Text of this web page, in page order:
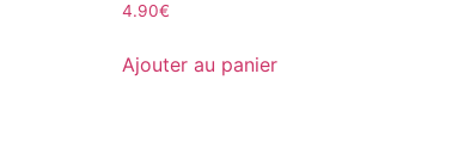
4.90€
Ajouter au panier